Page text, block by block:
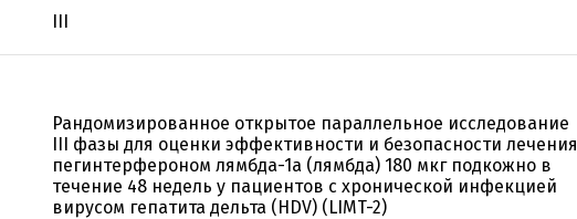
III
Рандомизированное открытое параллельное исследование
III фазы для оценки эффективности и безопасности лечения
пегинтерфероном лямбда-1а (лямбда) 180 мкг подкожно в
течение 48 недель у пациентов с хронической инфекцией
вирусом гепатита дельта (HDV) (LIMT-2)